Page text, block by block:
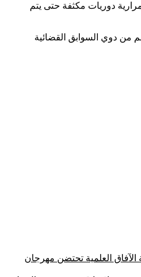
دوريات مكثفة حتى يتم
من دوي السوابق القضائية
العلمية تحتضن مهرجان